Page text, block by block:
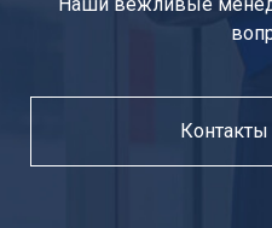
Контакты